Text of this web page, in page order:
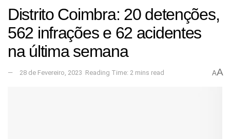
Distrito Coimbra: 20 detenções,
562 infrações e 62 acidentes
na última semana
28 de Fevereiro, 2023 Reading Time: 2 mins read AA